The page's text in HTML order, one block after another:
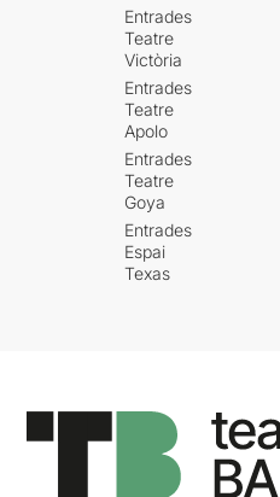
Entrades
Teatre
Victòria
Entrades
Teatre
Apolo
Entrades
Teatre
Goya
Entrades
Espai
Texas